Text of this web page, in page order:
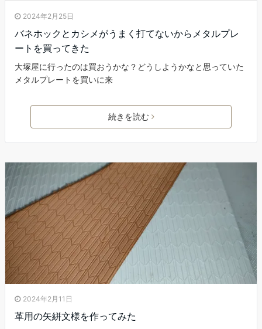
2024年2月25日
バネホックとカシメがうまく打てないからメタルプレ
ートを買ってきた
大塚屋に行ったのは買おうかな？どうしようかなと思っていた
メタルプレートを買いに来
続きを読む
2024年2月11日
革用の矢絣文様を作ってみた